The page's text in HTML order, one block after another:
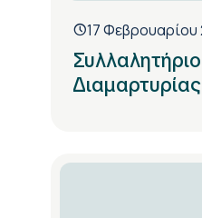
17 Φεβρουαρίου
Συλλαλητήριο